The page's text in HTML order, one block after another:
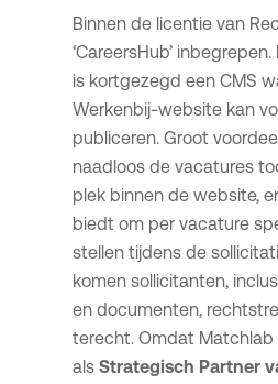
Binnen de licentie van
‘CareersHub’
is kortgezegd een CMS
Werkenbij-website kan
publiceren. Groot
naadloos de vacatures
plek binnen de website,
biedt om per vacature
stellen tijdens de
komen sollicitanten,
en documenten,
terecht. Omdat
als Strategisch Partner